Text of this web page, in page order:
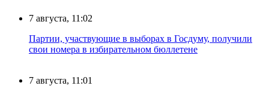
7 августа, 11:02
Партии, участвующие в выборах в Госдуму, получили
свои номера в избирательном бюллетене
7 августа, 11:01